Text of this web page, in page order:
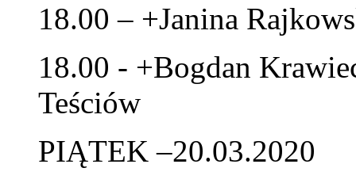
18.00 – +Janina
18.00 - +Bogdan
Teściów
PIĄTEK –20.03.2020